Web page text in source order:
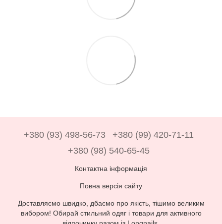
+380 (93) 498-56-73
+380 (99) 420-71-11
+380 (98) 540-65-45
Контактна інформація
Повна версія сайту
Доставляємо швидко, дбаємо про якість, тішимо великим
вибором! Обирай стильний одяг і товари для активного